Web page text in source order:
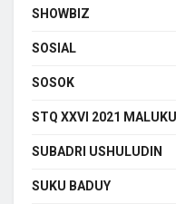
SHOWBIZ
SOSIAL
SOSOK
STQ XXVI 2021
SUBADRI USHULUDIN
SUKU BADUY